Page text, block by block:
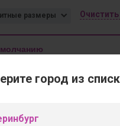
город из
размеры
Товаров
вашему запросу ничего